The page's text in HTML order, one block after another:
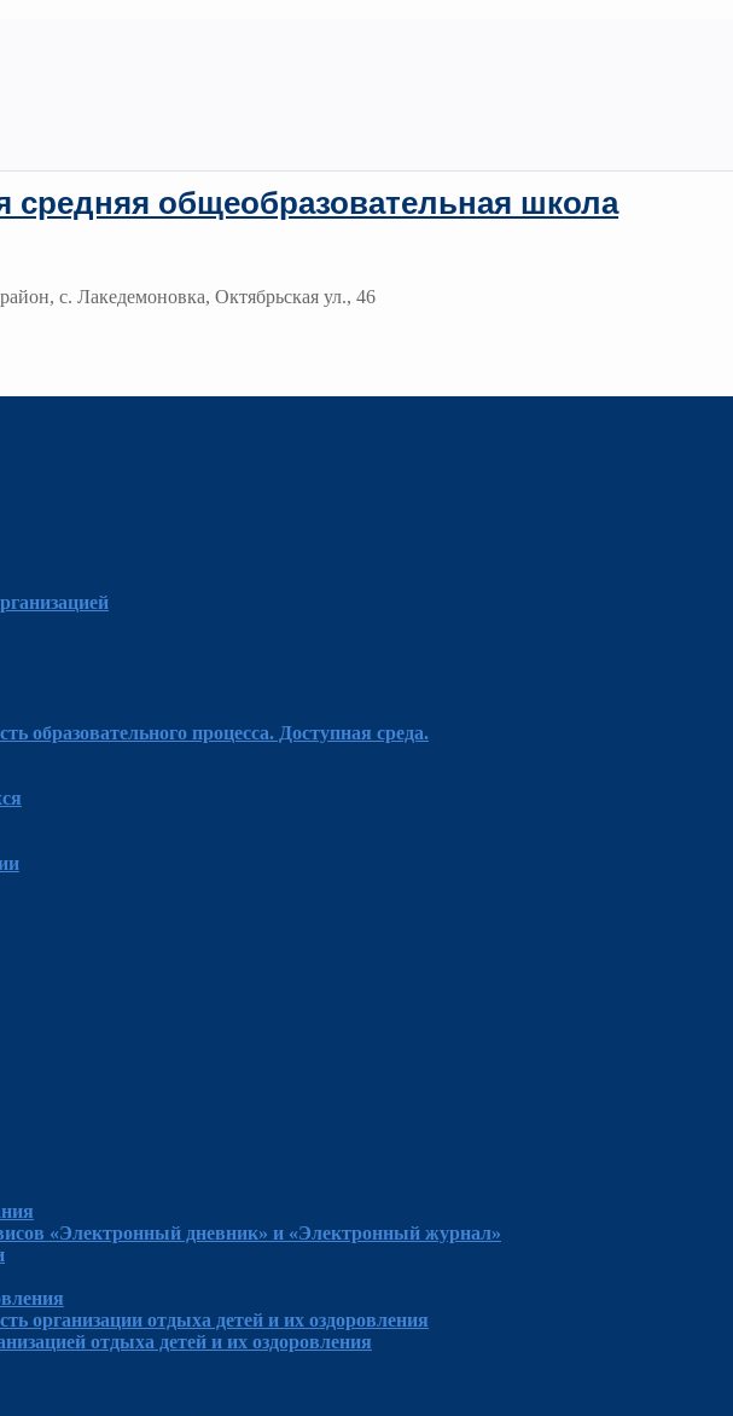
общеобразовательная школа
с. Лакедемоновка, Октябрьская ул., 46
образовательного процесса. Доступная среда.
«Электронный дневник» и «Электронный журнал»
организации отдыха детей и их оздоровления
отдыха детей и их оздоровления